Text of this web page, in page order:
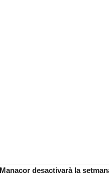
desactivarà la